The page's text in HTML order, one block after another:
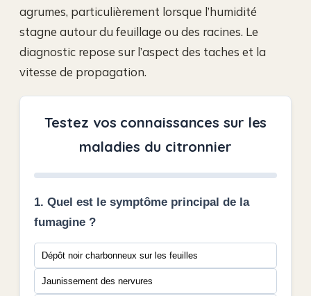
agrumes, particulièrement lorsque l’humidité
stagne autour du feuillage ou des racines. Le
diagnostic repose sur l’aspect des taches et la
vitesse de propagation.
Testez vos connaissances sur les
maladies du citronnier
1. Quel est le symptôme principal de la
fumagine ?
Dépôt noir charbonneux sur les feuilles
Jaunissement des nervures